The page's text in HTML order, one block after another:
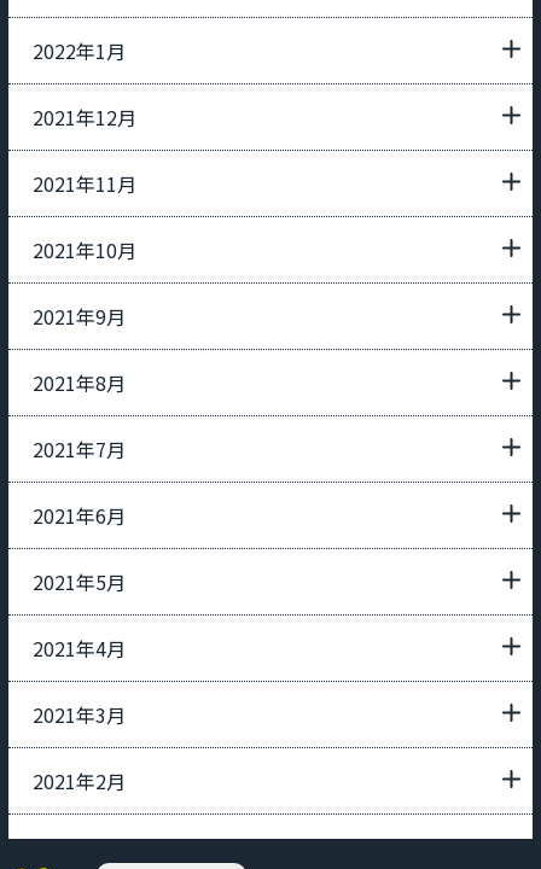
2022年1月
2021年12月
2021年11月
2021年10月
2021年9月
2021年8月
2021年7月
2021年6月
2021年5月
2021年4月
2021年3月
2021年2月